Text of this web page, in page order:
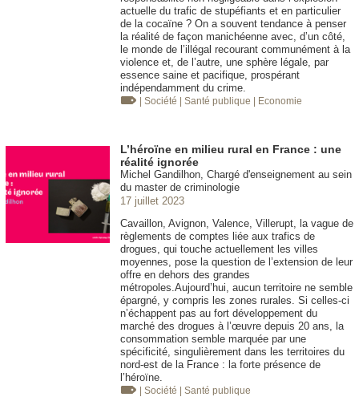
actuelle du trafic de stupéfiants et en particulier
de la cocaïne ? On a souvent tendance à penser
la réalité de façon manichéenne avec, d’un côté,
le monde de l’illégal recourant communément à la
violence et, de l’autre, une sphère légale, par
essence saine et pacifique, prospérant
indépendamment du crime.
| Société | Santé publique | Economie
L’héroïne en milieu rural en France : une
réalité ignorée
Michel Gandilhon, Chargé d'enseignement au sein
du master de criminologie
17 juillet 2023
Cavaillon, Avignon, Valence, Villerupt, la vague de
règlements de comptes liée aux trafics de
drogues, qui touche actuellement les villes
moyennes, pose la question de l’extension de leur
offre en dehors des grandes
métropoles.Aujourd’hui, aucun territoire ne semble
épargné, y compris les zones rurales. Si celles-ci
n’échappent pas au fort développement du
marché des drogues à l’œuvre depuis 20 ans, la
consommation semble marquée par une
spécificité, singulièrement dans les territoires du
nord-est de la France : la forte présence de
l’héroïne.
| Société | Santé publique